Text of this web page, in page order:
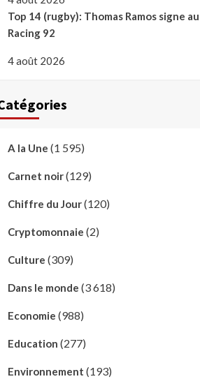
Top 14 (rugby): Thomas Ramos signe au
Racing 92
4 août 2026
A la Une (1 595)
Carnet noir(129)
Chiffre du Jour(120)
Cryptomonnaie (2)
Culture (309)
Dans le monde (3 618)
Economie (988)
Education (277)
Environnement (193)